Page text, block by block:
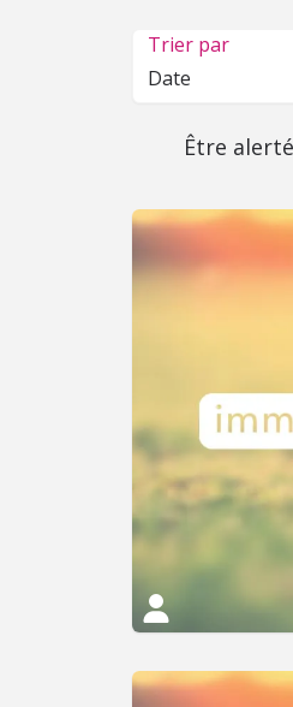
Trier par
Date
Être